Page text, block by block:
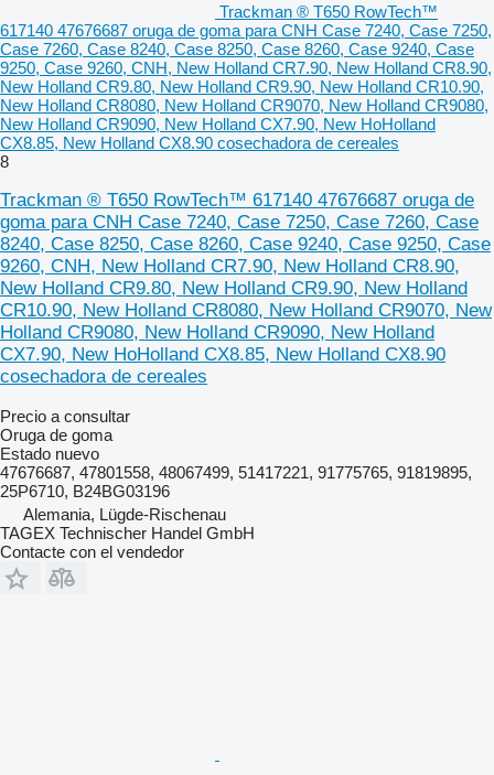
Trackman ® T650 RowTech™
617140 47676687 oruga de goma para CNH Case 7240, Case 7250,
Case 7260, Case 8240, Case 8250, Case 8260, Case 9240, Case
9250, Case 9260, CNH, New Holland CR7.90, New Holland CR8.90,
New Holland CR9.80, New Holland CR9.90, New Holland CR10.90,
New Holland CR8080, New Holland CR9070, New Holland CR9080,
New Holland CR9090, New Holland CX7.90, New HoHolland
CX8.85, New Holland CX8.90 cosechadora de cereales
8
Trackman ® T650 RowTech™ 617140 47676687 oruga de
goma para CNH Case 7240, Case 7250, Case 7260, Case
8240, Case 8250, Case 8260, Case 9240, Case 9250, Case
9260, CNH, New Holland CR7.90, New Holland CR8.90,
New Holland CR9.80, New Holland CR9.90, New Holland
CR10.90, New Holland CR8080, New Holland CR9070, New
Holland CR9080, New Holland CR9090, New Holland
CX7.90, New HoHolland CX8.85, New Holland CX8.90
cosechadora de cereales
Precio a consultar
Oruga de goma
Estado nuevo
47676687, 47801558, 48067499, 51417221, 91775765, 91819895,
25P6710, B24BG03196
Alemania, Lügde-Rischenau
TAGEX Technischer Handel GmbH
Contacte con el vendedor